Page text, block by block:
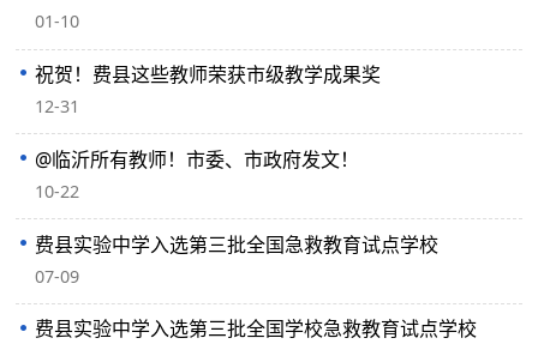
01-10
祝贺！费县这些教师荣获市级教学成果奖
12-31
@临沂所有教师！市委、市政府发文！
10-22
费县实验中学入选第三批全国急救教育试点学校
07-09
费县实验中学入选第三批全国学校急救教育试点学校